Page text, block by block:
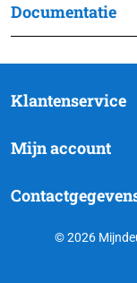
Documentatie
Klantenservice
Mijn account
© 2026